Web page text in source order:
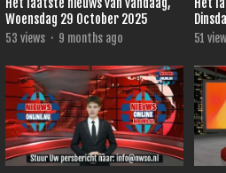
Woensdag 29 October 2025
53 views · 9 months ago 51